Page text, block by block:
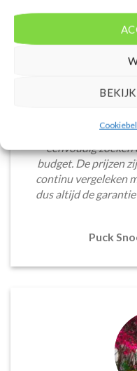
De website biedt
eenvoudig zoeken
budget. De prijzen
continu vergeleken
dus altijd de
Puck